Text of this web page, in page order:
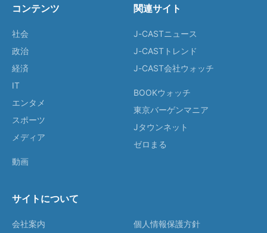
コンテンツ
社会
政治
経済
IT
エンタメ
スポーツ
メディア
動画
関連サイト
J-CASTニュース
J-CASTトレンド
J-CAST会社ウォッチ
BOOKウォッチ
東京バーゲンマニア
Jタウンネット
ゼロまる
サイトについて
会社案内 個人情報保護方針